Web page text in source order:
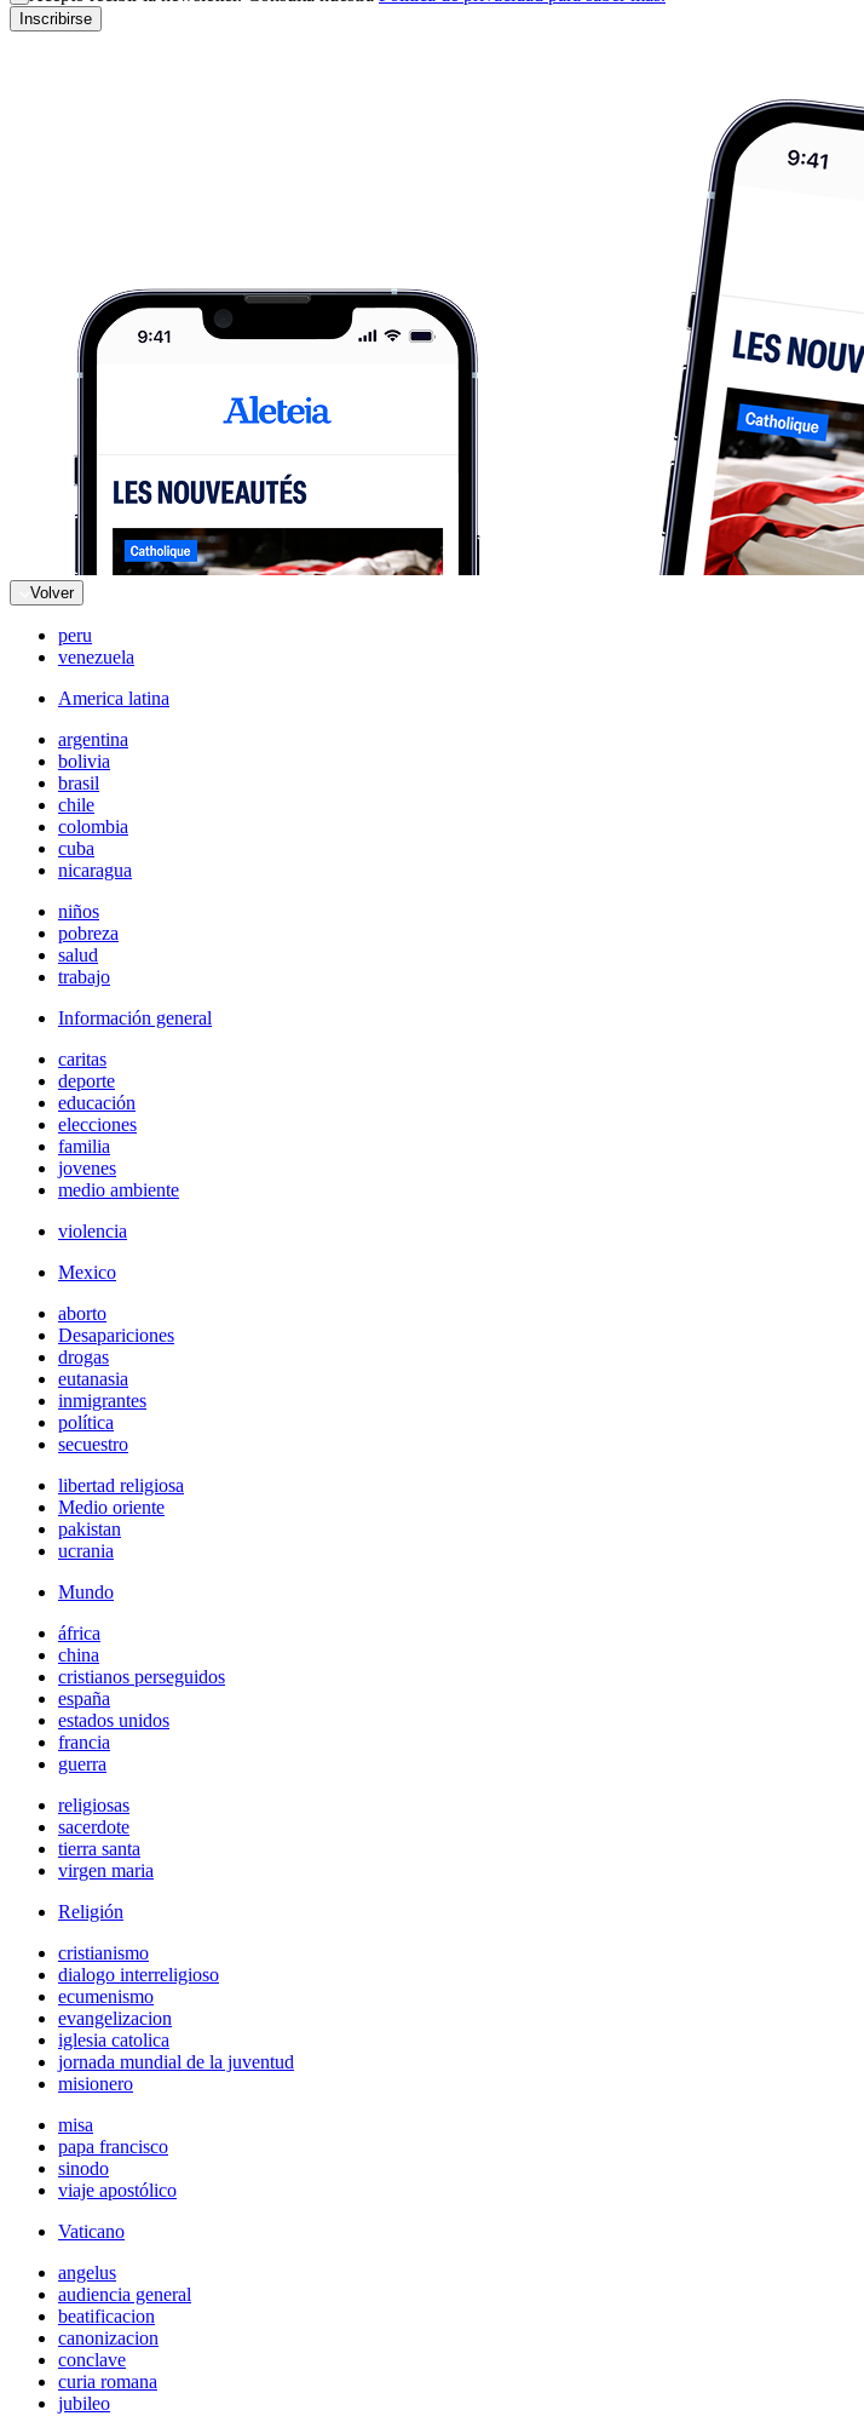
Inscribirse
Volver
peru
venezuela
America latina
argentina
bolivia
brasil
chile
colombia
cuba
nicaragua
niños
pobreza
salud
trabajo
Información general
caritas
deporte
educación
elecciones
familia
jovenes
medio ambiente
violencia
Mexico
aborto
Desapariciones
drogas
eutanasia
inmigrantes
política
secuestro
libertad religiosa
Medio oriente
pakistan
ucrania
Mundo
áfrica
china
cristianos perseguidos
españa
estados unidos
francia
guerra
religiosas
sacerdote
tierra santa
virgen maria
Religión
cristianismo
dialogo interreligioso
ecumenismo
evangelizacion
iglesia catolica
jornada mundial de la juventud
misionero
misa
papa francisco
sinodo
viaje apostólico
Vaticano
angelus
audiencia general
beatificacion
canonizacion
conclave
curia romana
jubileo